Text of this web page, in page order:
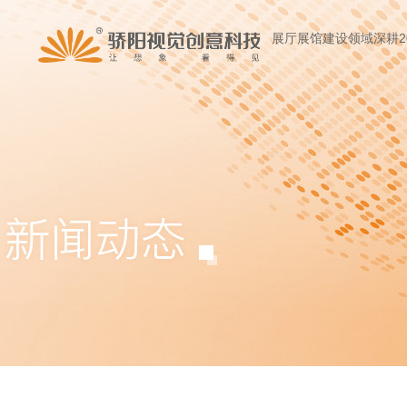
展厅展馆建设领域深耕